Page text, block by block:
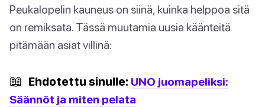
Peukalopelin kauneus on siinä, kuinka helppoa sitä
on remiksata. Tässä muutamia uusia käänteitä
pitämään asiat villinä:
📖 Ehdotettu sinulle: UNO juomapeliksi:
Säännöt ja miten pelata